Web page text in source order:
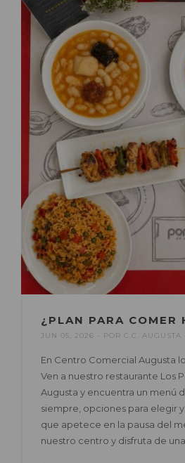
¿PLAN PARA COMER
JUN 05, 2026 POR C.C. AUGUSTA
En Centro Comercial Augusta
Ven a nuestro restaurante Los
Augusta y encuentra un menú
siempre, opciones para elegir
que apetece en la pausa del
nuestro centro y disfruta de